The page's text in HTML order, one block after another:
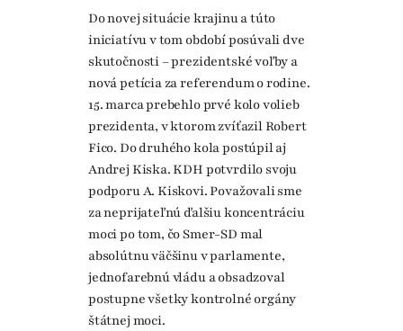
Do novej situácie krajinu a túto
iniciatívu v tom období posúvali dve
skutočnosti – prezidentské voľby a
nová petícia za referendum o rodine.
15. marca prebehlo prvé kolo volieb
prezidenta, v ktorom zvíťazil Robert
Fico. Do druhého kola postúpil aj
Andrej Kiska. KDH potvrdilo svoju
podporu A. Kiskovi. Považovali sme
za neprijateľnú ďalšiu koncentráciu
moci po tom, čo Smer-SD mal
absolútnu väčšinu v parlamente,
jednofarebnú vládu a obsadzoval
postupne všetky kontrolné orgány
štátnej moci.